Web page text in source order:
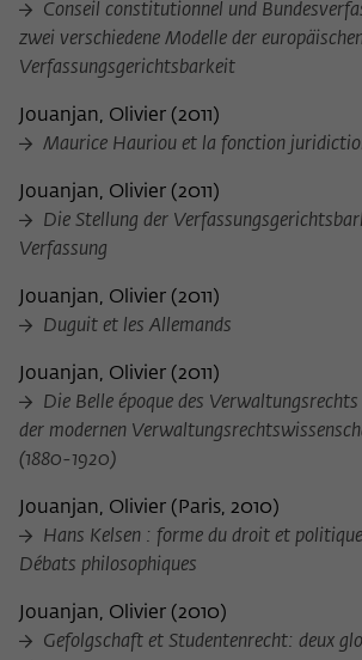
Conseil constitutionnel und
zwei verschiedene Modelle der
Verfassungsgerichtsbarkeit
Jouanjan, Olivier (2011)
Maurice Hauriou et la fonction
Jouanjan, Olivier (2011)
Die Stellung der
Verfassung
Jouanjan, Olivier (2011)
Duguit et les Allemands
Jouanjan, Olivier (2011)
Die Belle époque des
der modernen
(1880-1920)
Jouanjan, Olivier ( Paris, 2010)
Hans Kelsen : forme du droit et
Débats philosophiques
Jouanjan, Olivier (2010)
Gefolgschaft et Studentenrecht: deux